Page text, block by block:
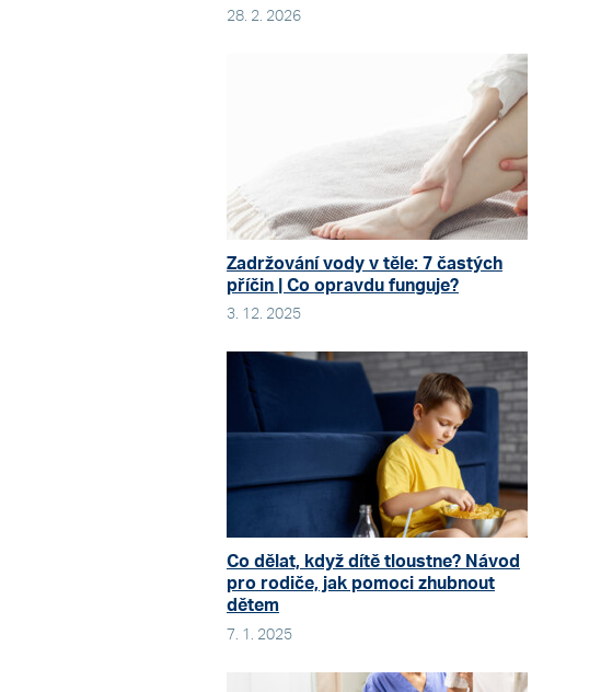
28. 2. 2026
Zadržování vody v těle: 7 častých
příčin | Co opravdu funguje?
3. 12. 2025
Co dělat, když dítě tloustne? Návod
pro rodiče, jak pomoci zhubnout
dětem
7. 1. 2025